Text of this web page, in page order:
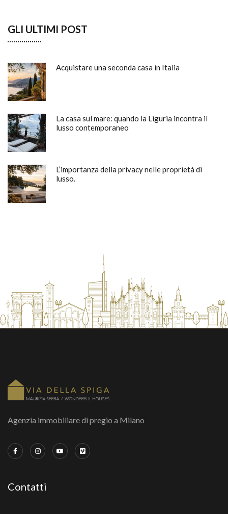
GLI ULTIMI POST
Acquistare una seconda casa in Italia
La casa sul mare: quando la Liguria incontra il
lusso contemporaneo
L’importanza della privacy nelle proprietà di
lusso.
Agenzia immobiliare di pregio a Milano
Contatti